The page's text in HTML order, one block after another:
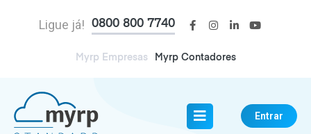
Ligue já! 0800 800 7740
Myrp Empresas Myrp Contadores
Entrar